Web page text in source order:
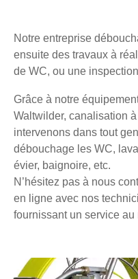
Notre entreprise
ensuite des travaux à
de WC, ou une
Grâce à notre
Waltwilder, canalisation à
intervenons dans tout
débouchage les WC,
évier, baignoire, etc.
N’hésitez pas à nous
en ligne avec nos
fournissant un service au